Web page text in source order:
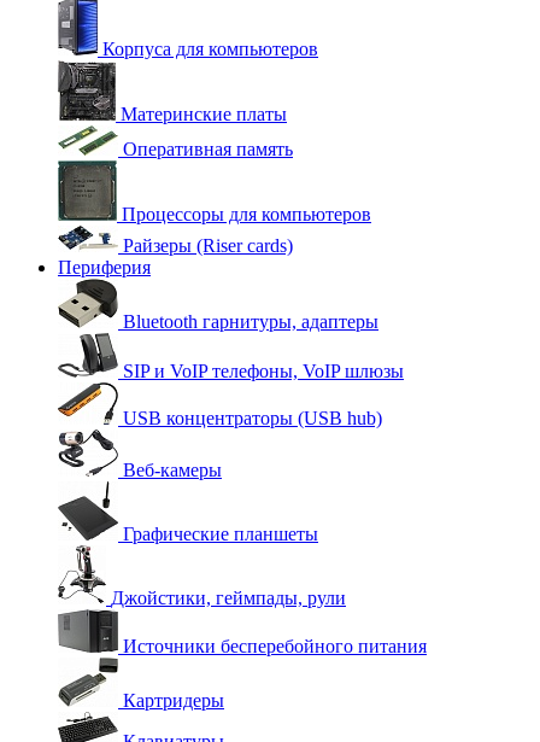
Корпуса для компьютеров
Материнские платы
Оперативная память
Процессоры для компьютеров
Райзеры (Riser cards)
Периферия
Bluetooth гарнитуры, адаптеры
SIP и VoIP телефоны, VoIP шлюзы
USB концентраторы (USB hub)
Веб-камеры
Графические планшеты
Джойстики, геймпады, рули
Источники бесперебойного питания
Картридеры